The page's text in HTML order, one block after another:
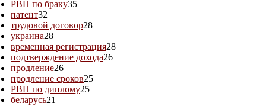
РВП по браку35
патент32
трудовой договор28
украина28
временная регистрация28
подтверждение дохода26
продление26
продление сроков25
РВП по диплому25
беларусь21